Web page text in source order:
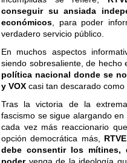
conseguir su ansiada
económicos , para poder
verdadero servicio público.
En muchos aspectos
siendo sobresaliente, de hecho
política nacional donde se
y VOX casi tan descarado como
Tras la victoria de la
fascismo se sigue alargando
cada vez más reaccionario
opción democrática más,
debe consentir los mítines,
podervenga de la ideología